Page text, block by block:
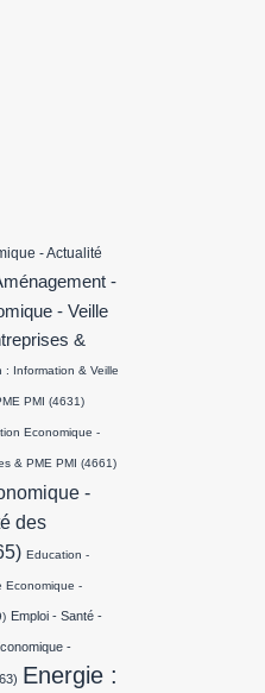
- Actualité
-
- Veille
&
: Information & Veille
PMI (4631)
Economique -
& PME PMI (4661)
-
des
Education -
Economique -
Emploi - Santé -
-
Energie :